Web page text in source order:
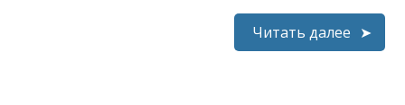
Читать далее